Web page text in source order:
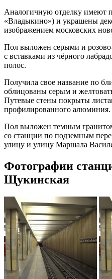
Аналогичную отделку имеют
«Владыкино») и украшены
изображением московских
Пол выложен серыми и
с вставками из чёрного
полос.
Получила свое название по
облицованы серым и
Путевые стены покрыты
профилированного алюминия.
Пол выложен темным
со станции по подземным
улицу и улицу Маршала
Фотографии
Щукинская